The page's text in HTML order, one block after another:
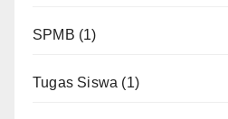
SPMB (1)
Tugas Siswa (1)